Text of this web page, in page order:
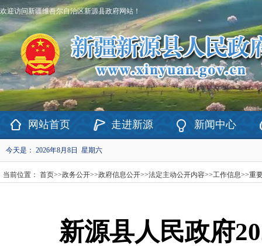
欢迎访问新疆维吾尔自治区新源县政府网站！
网站首页 走进新源 新闻中心
今天是： 2026年8月8日 星期六
当前位置： 首页>>政务公开>>政府信息公开>>法定主动公开内容>>工作信息>>重
新源县人民政府